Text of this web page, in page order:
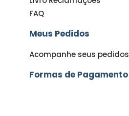
FAQ
Meus Pedidos
Acompanhe seus pedidos
Formas de Pagamento